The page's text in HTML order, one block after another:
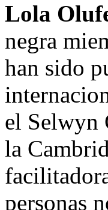
Lola
negra
han sido
el Selwyn
la
personas